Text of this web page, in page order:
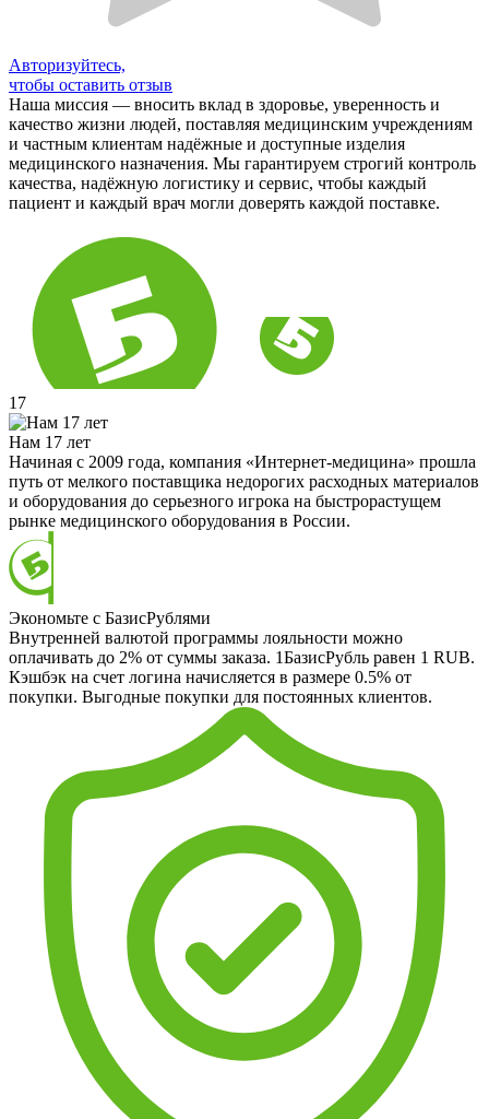
Авторизуйтесь,
чтобы оставить отзыв
Наша миссия — вносить вклад в здоровье, уверенность и
качество жизни людей, поставляя медицинским учреждениям
и частным клиентам надёжные и доступные изделия
медицинского назначения. Мы гарантируем строгий контроль
качества, надёжную логистику и сервис, чтобы каждый
пациент и каждый врач могли доверять каждой поставке.
17
Нам 17 лет
Начиная с 2009 года, компания «Интернет-медицина» прошла
путь от мелкого поставщика недорогих расходных материалов
и оборудования до серьезного игрока на быстрорастущем
рынке медицинского оборудования в России.
Экономьте с БазисРублями
Внутренней валютой программы лояльности можно
оплачивать до 2% от суммы заказа. 1БазисРубль равен 1 RUB.
Кэшбэк на счет логина начисляется в размере 0.5% от
покупки. Выгодные покупки для постоянных клиентов.